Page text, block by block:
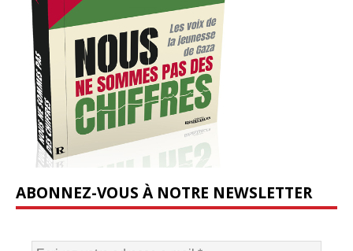
ABONNEZ-VOUS À NOTRE NEWSLETTER